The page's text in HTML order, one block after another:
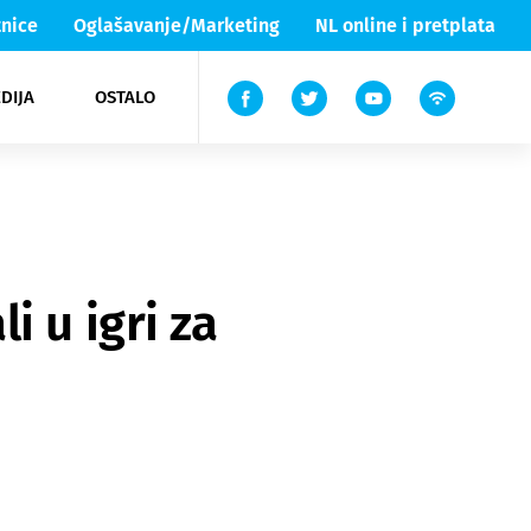
Oglašavanje/Marketing NL online i pretplata
OSTALO
Lika & Senj
TV
u igri za